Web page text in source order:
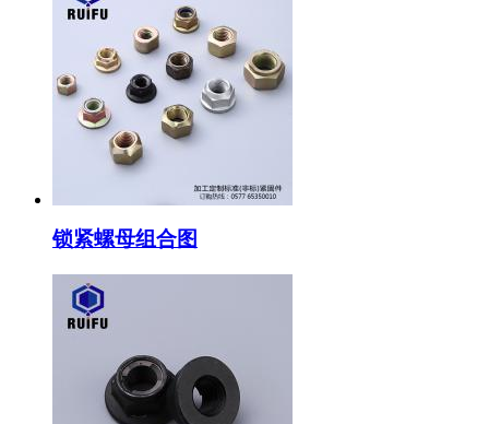
锁紧螺母组合图